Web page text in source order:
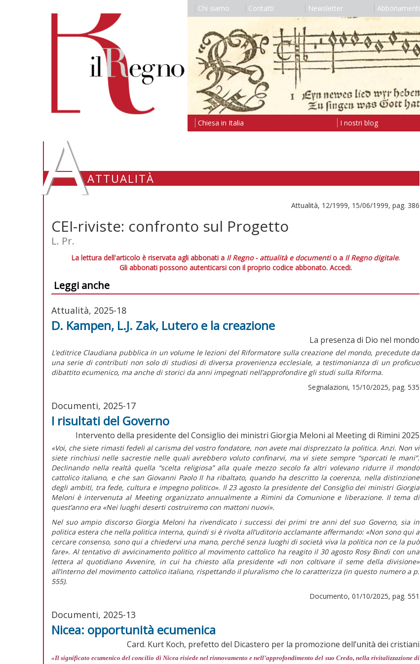
Chi siamo Contatti Newsletter Abbonamenti
Chiesa in Italia I nostri blog
AATTUALITÀ
Attualità, 12/1999, 15/06/1999, pag. 386
CEI-riviste: confronto sul Progetto
L. Pr.
La lettura dell'articolo è riservata agli abbonati a Il Regno - attualità e documentio a Il Regno digitale.
Gli abbonati possono autenticarsi con il proprio codice abbonato. Accedi.
Leggi anche
Attualità, 2025-18
D. Kampen, L.J. Zak, Lutero e la creazione
La presenza di Dio nel mondo
L’editrice Claudiana pubblica in un volume le lezioni del Riformatore sulla creazione del mondo, precedute da
una serie di contributi non solo di studiosi di diversa provenienza ecclesiale, a testimonianza di un proficuo
dibattito ecumenico, ma anche di storici da anni impegnati nell’approfondire gli studi sulla Riforma.
Segnalazioni, 15/10/2025, pag. 535
Documenti, 2025-17
I risultati del Governo
Intervento della presidente del Consiglio dei ministri Giorgia Meloni al Meeting di Rimini 2025
«Voi, che siete rimasti fedeli al carisma del vostro fondatore, non avete mai disprezzato la politica. Anzi. Non vi
siete rinchiusi nelle sacrestie nelle quali avrebbero voluto confinarvi, ma vi siete sempre “sporcati le mani”.
Declinando nella realtà quella “scelta religiosa” alla quale mezzo secolo fa altri volevano ridurre il mondo
cattolico italiano, e che san Giovanni Paolo II ha ribaltato, quando ha descritto la coerenza, nella distinzione
degli ambiti, tra fede, cultura e impegno politico». Il 23 agosto la presidente del Consiglio dei ministri Giorgia
Meloni è intervenuta al Meeting organizzato annualmente a Rimini da Comunione e liberazione. Il tema di
quest’anno era «Nei luoghi deserti costruiremo con mattoni nuovi».
Nel suo ampio discorso Giorgia Meloni ha rivendicato i successi dei primi tre anni del suo Governo, sia in
politica estera che nella politica interna, quindi si è rivolta all’uditorio acclamante affermando:«Non sono qui a
cercare consenso, sono qui a chiedervi una mano, perché senza luoghi di società viva la politica non ce la può
fare». Al tentativo di avvicinamento politico al movimento cattolico ha reagito il 30 agosto Rosy Bindi con una
lettera al quotidianoAvvenire, in cui ha chiesto alla presidente«di non coltivare il seme della divisione»
all’interno del movimento cattolico italiano, rispettando il pluralismo che lo caratterizza (in questo numero a p.
555).
Documento, 01/10/2025, pag. 551
Documenti, 2025-13
Nicea: opportunità ecumenica
Card. Kurt Koch, prefetto del Dicastero per la promozione dell’unità dei cristiani
«Il significato ecumenico del concilio di Nicea risiede nel rinnovamento e nell’approfondimento del suo Credo, nella rivitalizzazione di